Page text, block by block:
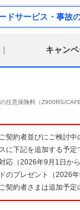
ドサービス・事故
キャン
任意保険料（Z900RS/
約者並びにご検討中
に下記を追加する予定
応（2026年9月1日か
のプレゼント（2026
約者さまは追加予定